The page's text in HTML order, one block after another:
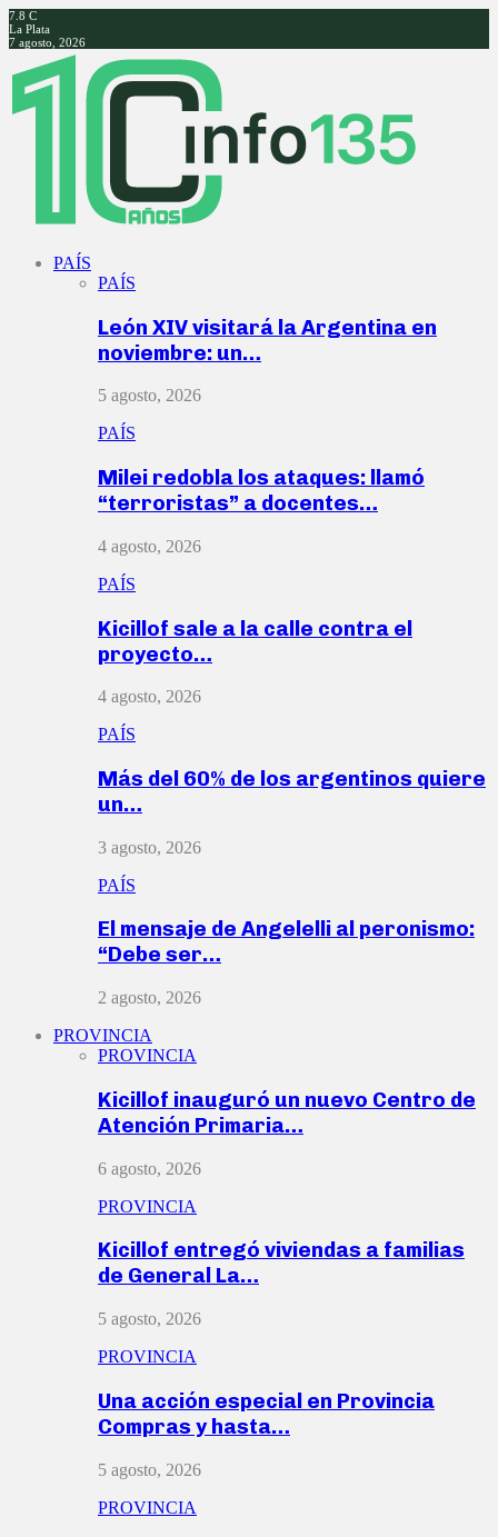
7.8 C
La Plata
7 agosto, 2026
Facebook
Twitter
Instagram
Youtube
PAÍS
PAÍS
León XIV visitará la Argentina en
noviembre: un…
5 agosto, 2026
PAÍS
Milei redobla los ataques: llamó
“terroristas” a docentes…
4 agosto, 2026
PAÍS
Kicillof sale a la calle contra el
proyecto…
4 agosto, 2026
PAÍS
Más del 60% de los argentinos quiere
un…
3 agosto, 2026
PAÍS
El mensaje de Angelelli al peronismo:
“Debe ser…
2 agosto, 2026
PROVINCIA
PROVINCIA
Kicillof inauguró un nuevo Centro de
Atención Primaria…
6 agosto, 2026
PROVINCIA
Kicillof entregó viviendas a familias
de General La…
5 agosto, 2026
PROVINCIA
Una acción especial en Provincia
Compras y hasta…
5 agosto, 2026
PROVINCIA